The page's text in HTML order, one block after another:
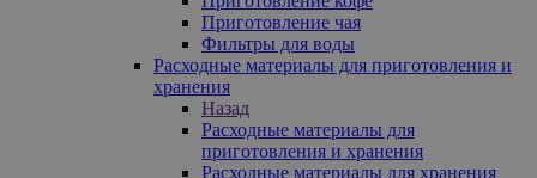
Приготовление чая
Фильтры для воды
Расходные материалы для приготовления и
хранения
Назад
Расходные материалы для
приготовления и хранения
Расходные материалы для хранения